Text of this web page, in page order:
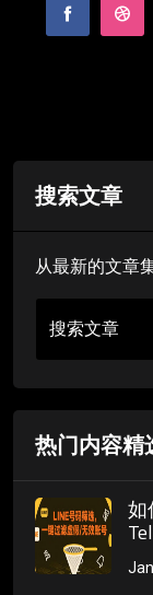
搜索文章
从最新的文章
搜索文章
热门内容精
如